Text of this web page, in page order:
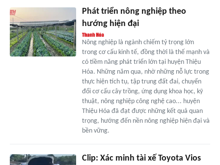
Phát triển nông nghiệp theo
hướng hiện đại
Nông nghiệp là ngành chiếm tỷ trọng lớn
trong cơ cấu kinh tế, đồng thời là thế mạnh và
có tiềm năng phát triển lớn tại huyện Thiệu
Hóa. Những năm qua, nhờ những nỗ lực trong
thực hiện tích tụ, tập trung đất đai, chuyển
đổi cơ cấu cây trồng, ứng dụng khoa học, kỹ
thuật, nông nghiệp công nghệ cao... huyện
Thiệu Hóa đã đạt được những kết quả quan
trọng, hướng đến nền nông nghiệp hiện đại và
bền vững.
Clip: Xác minh tài xế Toyota Vios